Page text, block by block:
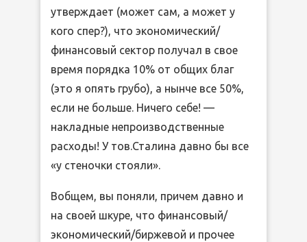
утверждает (может сам, а может у
кого спер?), что экономический/
финансовый сектор получал в свое
время порядка 10% от общих благ
(это я опять грубо), а нынче все 50%,
если не больше. Ничего себе! —
накладные непроизводственные
расходы! У тов.Сталина давно бы все
«у стеночки стояли».
Вобщем, вы поняли, причем давно и
на своей шкуре, что финансовый/
экономический/биржевой и прочее